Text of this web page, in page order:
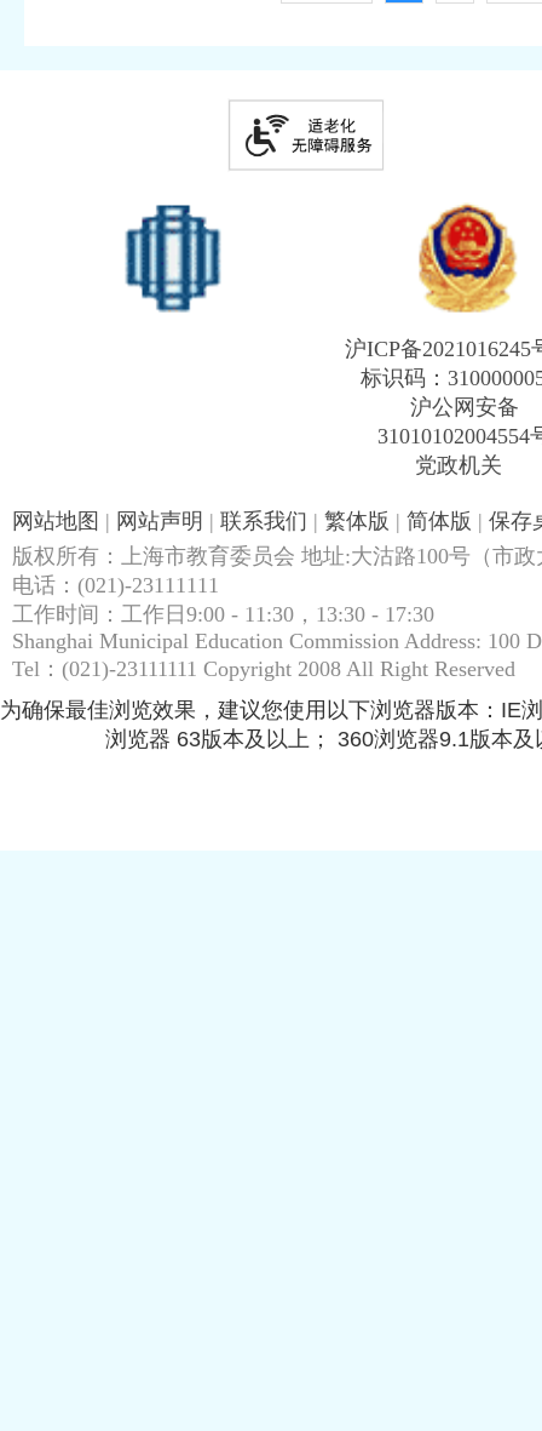
沪ICP备2021016245
标识码：
沪公网安备
31010102004554
党政机关
网站地图 | 网站声明 | 联系我们 | 繁体版 | 简体版 | 保存
版权所有：上海市教育委员会 地址:大沽路100号（市
电话：(021)-23111111
工作时间：工作日9:00 - 11:30，13:30 - 17:30
Shanghai Municipal Education Commission Address: 100
Tel：(021)-23111111 Copyright 2008 All Right Reserved
为确保最佳浏览效果，建议您使用以下浏览器版本：IE
浏览器 63版本及以上； 360浏览器9.1版本